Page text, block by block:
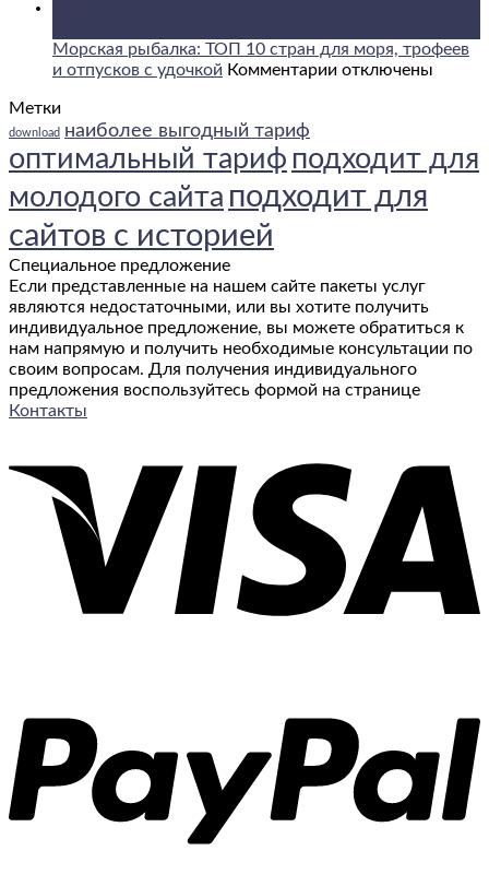
на
вашем
особенности
работы
приемов
для
факторов
сайта
Морская рыбалка: ТОП 10 стран для моря, трофеев
и отпусков с удочкой Комментарии к
ТОП
10
стран
для
отпусков
с
удочкой
отключены
Метки
download наиболее выгодный тариф
оптимальный тариф подходит для
молодого сайта подходит для
сайтов с историей
Специальное предложение
Если представленные на нашем сайте пакеты услуг
являются недостаточными, или вы хотите получить
индивидуальное предложение, вы можете обратиться к
нам напрямую и получить необходимые консультации по
своим вопросам. Для получения индивидуального
предложения воспользуйтесь формой на странице
Контакты